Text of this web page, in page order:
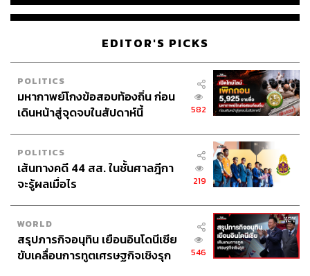
4. แยกงานที่ต้องทำจากความคล้ายคลึงโดยใช้วิธี
ABCDE
EDITOR'S PICKS
POLITICS
มหากาพย์โกงข้อสอบท้องถิ่น ก่อน
เดินหน้าสู่จุดจบในสัปดาห์นี้
582
POLITICS
เส้นทางคดี 44 สส. ในชั้นศาลฎีกา
จะรู้ผลเมื่อไร
219
WORLD
สรุปภารกิจอนุทิน เยือนอินโดนีเซีย
ขับเคลื่อนการทูตเศรษฐกิจเชิงรุก
546